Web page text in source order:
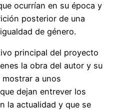
ocurrían en su época y
posterior de una
de género.
principal del proyecto
la obra del autor y su
a unos
dejan entrever los
la actualidad y que se